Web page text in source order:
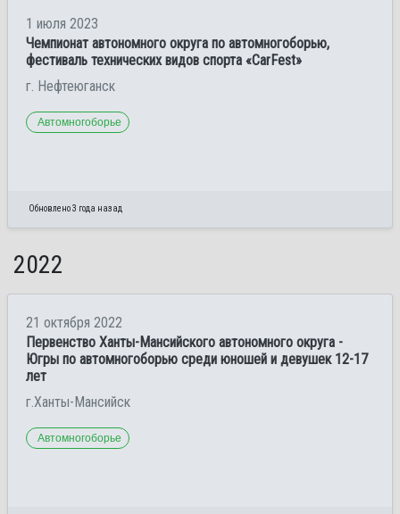
1 июля 2023
Чемпионат автономного округа по автомногоборью,
фестиваль технических видов спорта «CarFest»
г. Нефтеюганск
Автомногоборье
Обновлено 3 года назад
2022
21 октября 2022
Первенство Ханты-Мансийского автономного округа -
Югры по автомногоборью среди юношей и девушек 12-17
лет
г.Ханты-Мансийск
Автомногоборье